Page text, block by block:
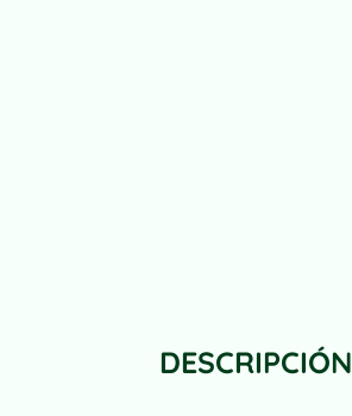
DESCRIPCIÓN